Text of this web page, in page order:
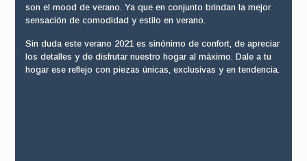
son el mood de verano. Ya que en conjunto brindan la mejor
sensación de comodidad y estilo en verano.
Sin duda este verano 2021 es sinónimo de confort, de apreciar
los detalles y de disfrutar nuestro hogar al máximo. Dale a tu
hogar ese reflejo con piezas únicas, exclusivas y en tendencia.